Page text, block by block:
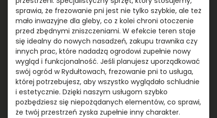
sprawia, że frezowanie pni jest nie tylko szybkie, ale też
mało inwazyjne dla gleby, co z kolei chroni otoczenie
przed zbędnymi zniszczeniami. W efekcie teren staje
się idealny do nowych nasadzeń, zakupu trawnika czy
innych prac, które nadadzą ogrodowi zupełnie nowy
wygląd i funkcjonalność. Jeśli planujesz uporządkować
swój ogród w Rydułtowach, frezowanie pni to usługa,
której potrzebujesz, aby wszystko wyglądało schludnie
i estetycznie. Dzięki naszym usługom szybko
pozbędziesz się niepożądanych elementów, co sprawi,
że twój przestrzeń zyska zupełnie inny charakter.